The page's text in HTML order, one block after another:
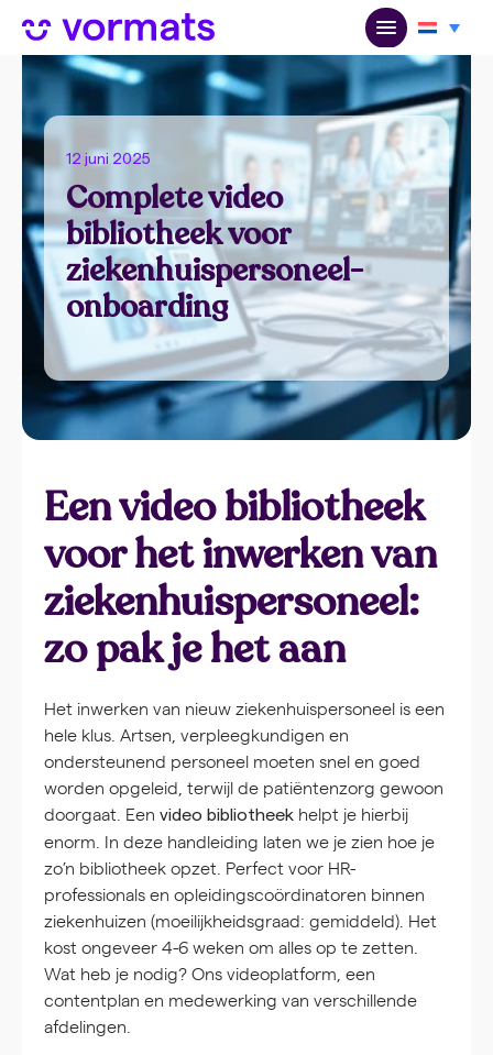
12 juni 2025
Complete video
bibliotheek voor
ziekenhuispersoneel-
onboarding
Een video bibliotheek
voor het inwerken van
ziekenhuispersoneel:
zo pak je het aan
Het inwerken van nieuw ziekenhuispersoneel is een
hele klus. Artsen, verpleegkundigen en
ondersteunend personeel moeten snel en goed
worden opgeleid, terwijl de patiëntenzorg gewoon
doorgaat. Een video bibliotheek helpt je hierbij
enorm. In deze handleiding laten we je zien hoe je
zo’n bibliotheek opzet. Perfect voor HR-
professionals en opleidingscoördinatoren binnen
ziekenhuizen (moeilijkheidsgraad: gemiddeld). Het
kost ongeveer 4-6 weken om alles op te zetten.
Wat heb je nodig? Ons videoplatform, een
contentplan en medewerking van verschillende
afdelingen.